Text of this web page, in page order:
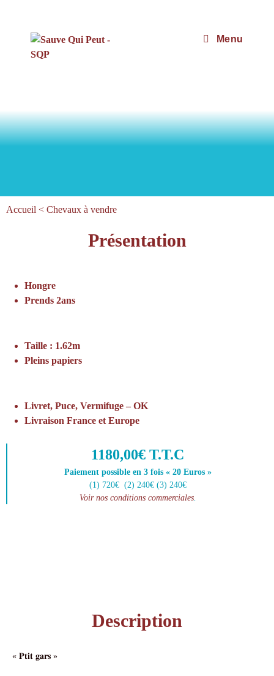
Menu
Accueil < Chevaux à vendre
Présentation
Hongre
Prends 2ans
Taille : 1.62m
Pleins papiers
Livret, Puce, Vermifuge – OK
Livraison France et Europe
1180,00€ T.T.C
Paiement possible en 3 fois « 20 Euros »
(1) 720€ (2) 240€ (3) 240€
Voir nos conditions commerciales.
Description
« 𝐏𝐭𝐢𝐭 𝐠𝐚𝐫𝐬 »